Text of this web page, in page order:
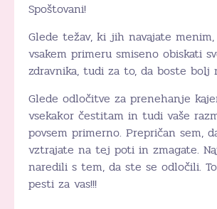
Spoštovani!
Glede težav, ki jih navajate
vsakem primeru smiseno obiskati
zdravnika, tudi za to, da boste bolj
Glede odločitve za prenehanje
vsekakor čestitam in tudi vaše
povsem primerno. Prepričan sem,
vztrajate na tej poti in zmagate.
naredili s tem, da ste se odločili.
pesti za vas!!!